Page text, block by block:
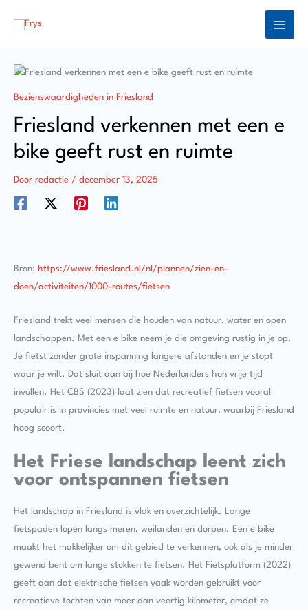
Bezienswaardigheden in Friesland
Friesland verkennen met een e
bike geeft rust en ruimte
Door redactie / december 13, 2025
Bron: https://www.friesland.nl/nl/plannen/zien-en-
doen/activiteiten/1000-routes/fietsen
Friesland trekt veel mensen die houden van natuur, water en open
landschappen. Met een e bike neem je die omgeving rustig in je op.
Je fietst zonder grote inspanning langere afstanden en je stopt
waar je wilt. Dat sluit aan bij hoe Nederlanders hun vrije tijd
invullen. Het CBS (2023) laat zien dat recreatief fietsen vooral
populair is in provincies met veel ruimte en natuur, waarbij Friesland
hoog scoort.
Het Friese landschap leent zich
voor ontspannen fietsen
Het landschap in Friesland is vlak en overzichtelijk. Lange
fietspaden lopen langs meren, weilanden en dorpen. Een e bike
maakt het makkelijker om dit gebied te verkennen, ook als je minder
gewend bent om lange stukken te fietsen. Het Fietsplatform (2022)
geeft aan dat elektrische fietsen vaak worden gebruikt voor
recreatieve tochten van meer dan veertig kilometer, omdat ze